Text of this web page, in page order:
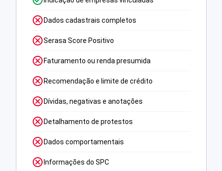
Dados cadastrais completos
Serasa Score Positivo
Faturamento ou renda presumida
Recomendação e limite de crédito
Dívidas, negativas e anotações
Detalhamento de protestos
Dados comportamentais
Informações do SPC